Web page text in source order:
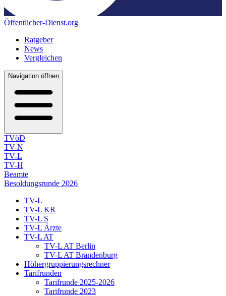
Öffentlicher-Dienst.org
Ratgeber
News
Vergleichen
Navigation öffnen
TVöD
TV-N
TV-L
TV-H
Beamte
Besoldungsrunde 2026
TV-L
TV-L KR
TV-L S
TV-L Ärzte
TV-L AT
TV-L AT Berlin
TV-L AT Brandenburg
Höhergruppierungsrechner
Tarifrunden
Tarifrunde 2025-2026
Tarifrunde 2023